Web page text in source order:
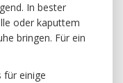
In bester
oder kaputtem
bringen. Für ein
für einige